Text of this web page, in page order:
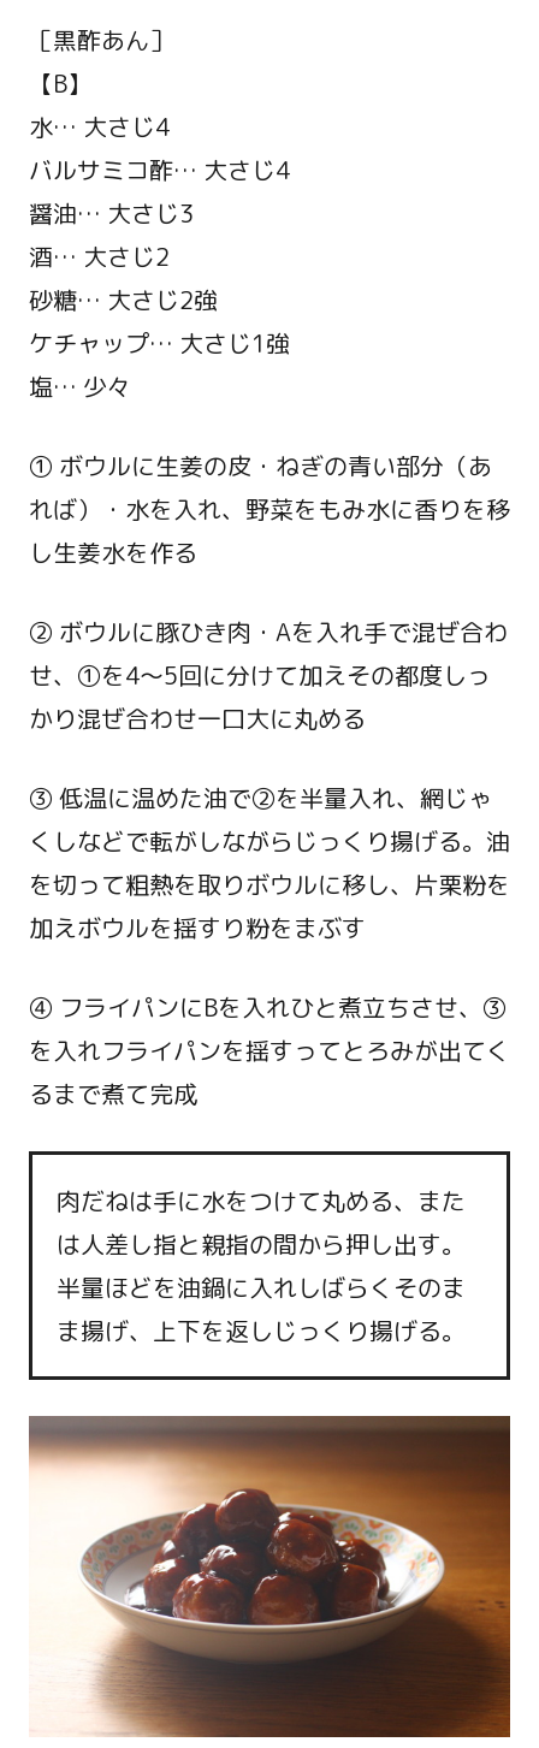
［黒酢あん］
【B】
水… 大さじ4
バルサミコ酢… 大さじ4
醤油… 大さじ3
酒… 大さじ2
砂糖… 大さじ2強
ケチャップ… 大さじ1強
塩… 少々
① ボウルに生姜の皮・ねぎの青い部分（あ
れば）・水を入れ、野菜をもみ水に香りを移
し生姜水を作る
② ボウルに豚ひき肉・Aを入れ手で混ぜ合わ
せ、①を4～5回に分けて加えその都度しっ
かり混ぜ合わせ一口大に丸める
③ 低温に温めた油で②を半量入れ、網じゃ
くしなどで転がしながらじっくり揚げる。油
を切って粗熱を取りボウルに移し、片栗粉を
加えボウルを揺すり粉をまぶす
④ フライパンにBを入れひと煮立ちさせ、③
を入れフライパンを揺すってとろみが出てく
るまで煮て完成
肉だねは手に水をつけて丸める、また
は人差し指と親指の間から押し出す。
半量ほどを油鍋に入れしばらくそのま
ま揚げ、上下を返しじっくり揚げる。